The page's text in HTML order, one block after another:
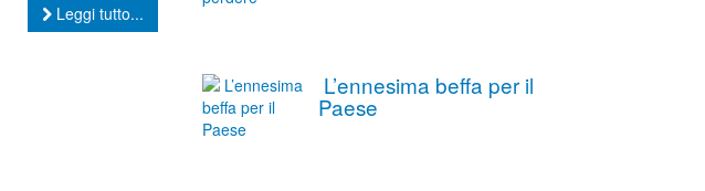
Leggi tutto...
L’ennesima beffa per il
Paese